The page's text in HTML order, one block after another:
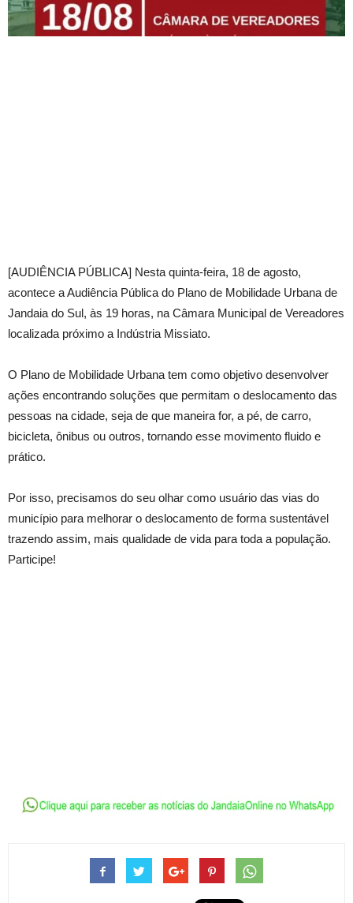
[AUDIÊNCIA PÚBLICA] Nesta quinta-feira, 18 de agosto,
acontece a Audiência Pública do Plano de Mobilidade Urbana de
Jandaia do Sul, às 19 horas, na Câmara Municipal de Vereadores
localizada próximo a Indústria Missiato.
O Plano de Mobilidade Urbana tem como objetivo desenvolver
ações encontrando soluções que permitam o deslocamento das
pessoas na cidade, seja de que maneira for, a pé, de carro,
bicicleta, ônibus ou outros, tornando esse movimento fluido e
prático.
Por isso, precisamos do seu olhar como usuário das vias do
município para melhorar o deslocamento de forma sustentável
trazendo assim, mais qualidade de vida para toda a população.
Participe!